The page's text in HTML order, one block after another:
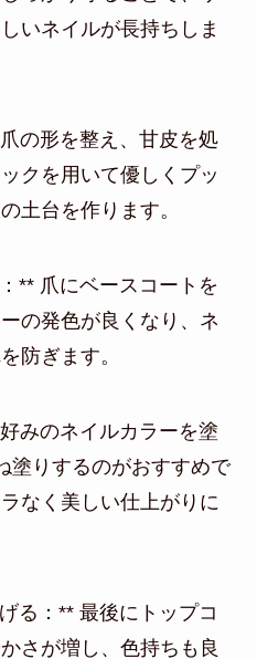
いネイルが長持ちしま
の形を整え、甘皮を処
クを用いて優しくプッ
土台を作ります。
** 爪にベースコートを
の発色が良くなり、ネ
防ぎます。
みのネイルカラーを塗
塗りするのがおすすめで
なく美しい仕上がりに
る：** 最後にトップコ
さが増し、色持ちも良